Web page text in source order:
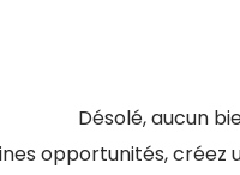
Désolé, aucun
opportunités, créez